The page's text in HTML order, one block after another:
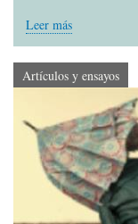
Leer más
Artículos y ensayos